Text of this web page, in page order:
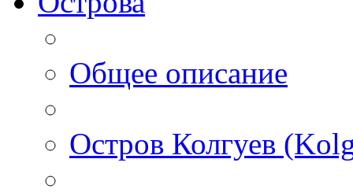
Общее описание
Остров Колгуев